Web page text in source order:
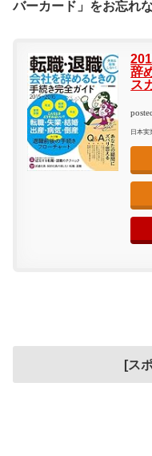
バーカード」をお忘れ
辞
ス
日本実
[ス